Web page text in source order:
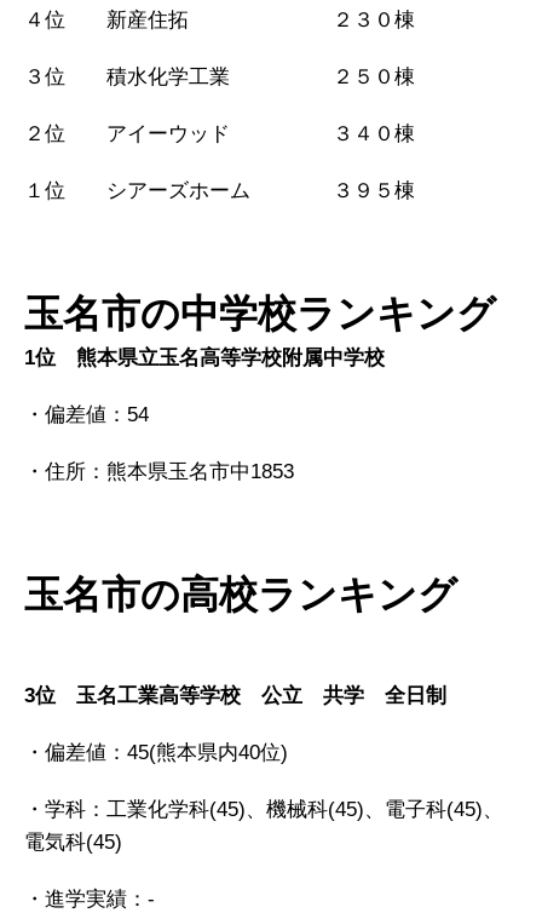
４位 新産住拓 ２３０棟
３位 積水化学工業 ２５０棟
２位 アイーウッド ３４０棟
１位 シアーズホーム ３９５棟
玉名市の中学校ランキング
1位 熊本県立玉名高等学校附属中学校
・偏差値：54
・住所：熊本県玉名市中1853
玉名市の高校ランキング
3位 玉名工業高等学校 公立 共学 全日制
・偏差値： 45(熊本県内40位)
・学科：工業化学科(45)、機械科(45)、電子科(45)、
電気科(45)
・進学実績：-